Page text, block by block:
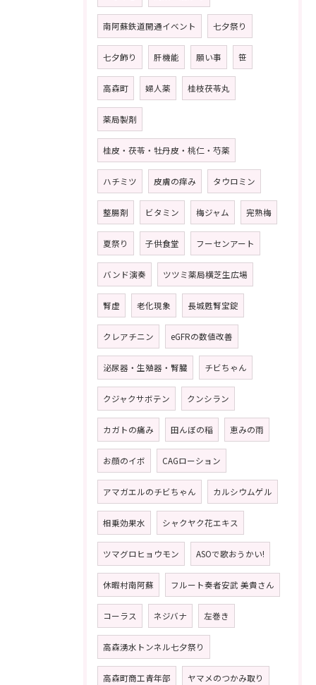
南阿蘇鉄道開通イベント 七夕祭り
七夕飾り 肝機能 願い事 笹
高森町 婦人薬 桂枝茯苓丸
薬局製剤
桂皮・茯苓・牡丹皮・桃仁・芍薬
ハチミツ 皮膚の痒み タウロミン
整腸剤 ビタミン 梅ジャム 完熟梅
夏祭り 子供食堂 フーセンアート
バンド演奏 ツツミ薬局横芝生広場
腎虚 老化現象 長城甦腎宝錠
クレアチニン eGFRの数値改善
泌尿器・生殖器・腎臓 チビちゃん
クジャクサボテン クンシラン
カガトの痛み 田んぼの稲 恵みの雨
お顔のイボ CAGローション
アマガエルのチビちゃん カルシウムゲル
相乗効果水 シャクヤク花エキス
ツマグロヒョウモン ASOで歌おうかい!
休暇村南阿蘇 フルート奏者安武 美貴さん
コーラス ネジバナ 左巻き
高森湧水トンネル七夕祭り
高森町商工青年部 ヤマメのつかみ取り